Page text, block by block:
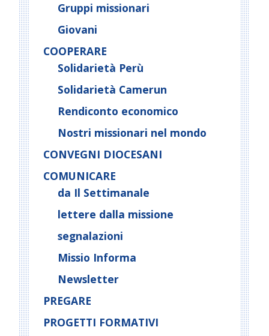
Gruppi missionari
Giovani
COOPERARE
Solidarietà Perù
Solidarietà Camerun
Rendiconto economico
Nostri missionari nel mondo
CONVEGNI DIOCESANI
COMUNICARE
da Il Settimanale
lettere dalla missione
segnalazioni
Missio Informa
Newsletter
PREGARE
PROGETTI FORMATIVI